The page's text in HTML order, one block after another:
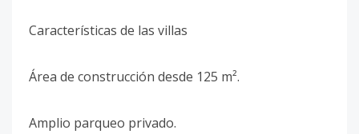
Características de las villas
Área de construcción desde 125 m².
Amplio parqueo privado.